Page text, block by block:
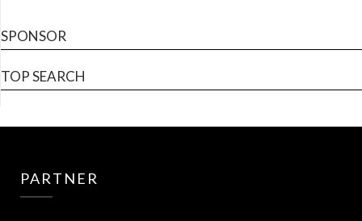
SPONSOR
TOP SEARCH
PARTNER